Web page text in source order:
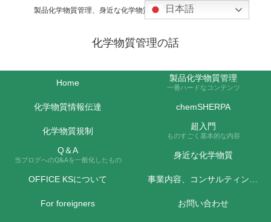
製品化学物質管理、身近な化学物質などの話題を取り上げます
化学物質管理の話
Home 製品化学物質管理
一番ハードなコンテンツ
化学物質情報伝達 chemSHERPA
化学物質規制 超入門
ものすごく基本的な内容
Q＆A
当ブログへのQ&Aを一般化したもの 身近な化学物質
OFFICE KSについて 事業内容、コンサルティング料金など
For foreigners お問い合わせ
日本語